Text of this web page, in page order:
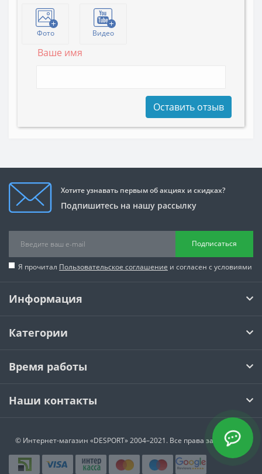
Фото Видео
Ваше имя
Оставить отзыв
Хотите узнавать первым об акциях и скидках?
Подпишитесь на нашу рассылку
Подписаться
Я прочитал Пользовательское соглашение и согласен с условиями
Информация
Категории
Время работы
Наши контакты
© Интернет-магазин «DESPORT»2004–2021. Все права защищены.